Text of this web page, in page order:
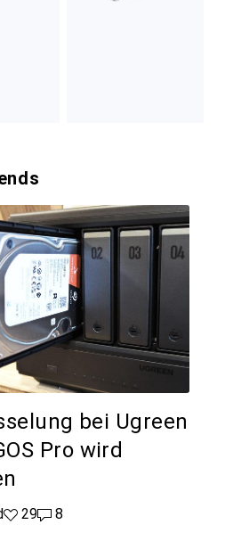
bei Ugreen
Pro wird
29 Likes
298 Kommentare
8